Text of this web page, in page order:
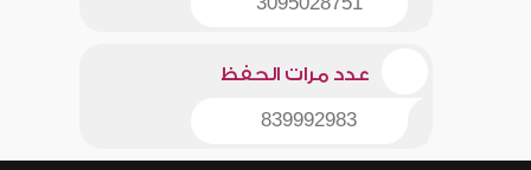
عدد مرات الحفظ
839992983